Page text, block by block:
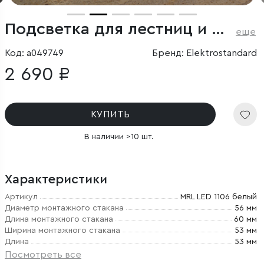
Подсветка для лестниц и дорожек еще
Код: a049749 Бренд: Elektrostandard
2 690 ₽
КУПИТЬ
В наличии >10 шт.
Характеристики
Артикул
MRL LED 1106 белый
Диаметр монтажного стакана
56 мм
Длина монтажного стакана
60 мм
Ширина монтажного стакана
53 мм
Длина
53 мм
Посмотреть все